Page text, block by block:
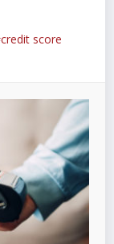
credit score